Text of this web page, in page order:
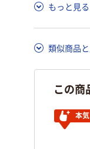
もっと見る
類似商品
この商
本